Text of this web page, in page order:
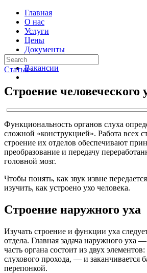
Главная
О нас
Услуги
Цены
Документы
Контакты
Вакансии
Статьи ›
Строение человеческого
Функциональность органов слуха
сложной «конструкцией». Работа всех
строение их отделов обеспечивают
преобразование и передачу
головной мозг.
Чтобы понять, как звук извне
изучить, как устроено ухо человека.
Строение наружного уха
Изучать строение и функции уха
отдела. Главная задача наружного уха
часть органа состоит из двух
слухового прохода, — и заканчивается
перепонкой.